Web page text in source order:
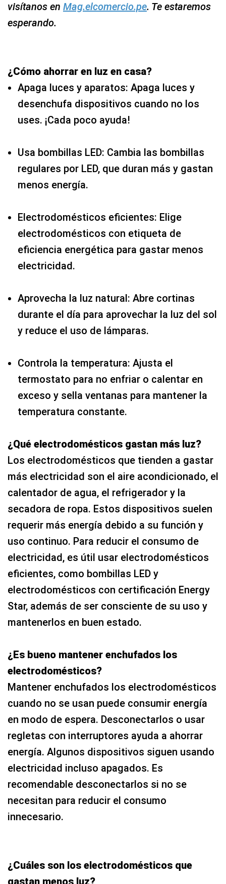
visítanos en Mag.elcomercio.pe. Te estaremos
esperando.
¿Cómo ahorrar en luz en casa?
Apaga luces y aparatos: Apaga luces y
desenchufa dispositivos cuando no los
uses. ¡Cada poco ayuda!
Usa bombillas LED: Cambia las bombillas
regulares por LED, que duran más y gastan
menos energía.
Electrodomésticos eficientes: Elige
electrodomésticos con etiqueta de
eficiencia energética para gastar menos
electricidad.
Aprovecha la luz natural: Abre cortinas
durante el día para aprovechar la luz del sol
y reduce el uso de lámparas.
Controla la temperatura: Ajusta el
termostato para no enfriar o calentar en
exceso y sella ventanas para mantener la
temperatura constante.
¿Qué electrodomésticos gastan más luz?
Los electrodomésticos que tienden a gastar
más electricidad son el aire acondicionado, el
calentador de agua, el refrigerador y la
secadora de ropa. Estos dispositivos suelen
requerir más energía debido a su función y
uso continuo. Para reducir el consumo de
electricidad, es útil usar electrodomésticos
eficientes, como bombillas LED y
electrodomésticos con certificación Energy
Star, además de ser consciente de su uso y
mantenerlos en buen estado.
¿Es bueno mantener enchufados los
electrodomésticos?
Mantener enchufados los electrodomésticos
cuando no se usan puede consumir energía
en modo de espera. Desconectarlos o usar
regletas con interruptores ayuda a ahorrar
energía. Algunos dispositivos siguen usando
electricidad incluso apagados. Es
recomendable desconectarlos si no se
necesitan para reducir el consumo
innecesario.
¿Cuáles son los electrodomésticos que